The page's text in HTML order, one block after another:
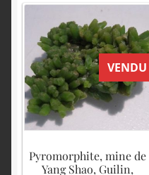
VENDU
Pyromorphite, mine de
Yang Shao, Guilin,